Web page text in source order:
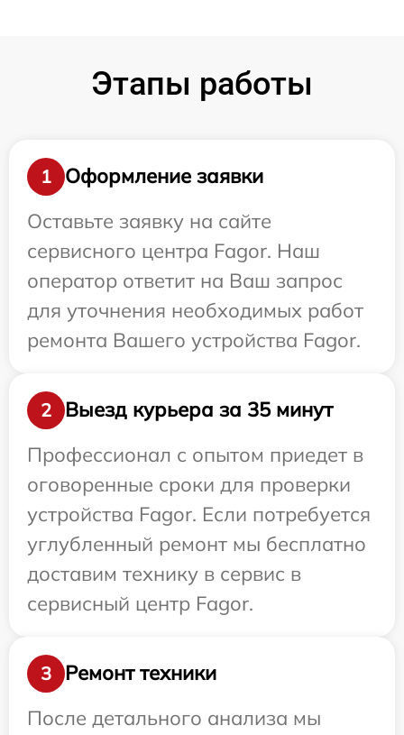
Этапы работы
1
Оформление заявки
Оставьте заявку на сайте
сервисного центра Fagor. Наш
оператор ответит на Ваш запрос
для уточнения необходимых работ
ремонта Вашего устройства Fagor.
2
Выезд курьера за 35 минут
Профессионал с опытом приедет в
оговоренные сроки для проверки
устройства Fagor. Если потребуется
углубленный ремонт мы бесплатно
доставим технику в сервис в
сервисный центр Fagor.
3
Ремонт техники
После детального анализа мы